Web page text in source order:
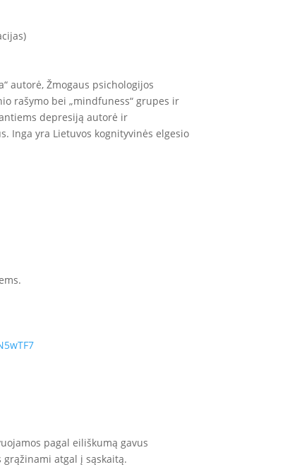
autorė, Žmogaus psichologijos
rašymo bei „mindfuness“ grupes ir
depresiją autorė ir
Inga yra Lietuvos kognityvinės elgesio
pagal eiliškumą gavus
atgal į sąskaitą.